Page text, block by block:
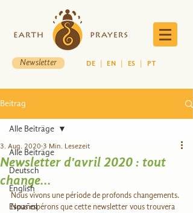
Newsletter DE |EN ES PT
Beitrag
Alle Beiträge
Deutsch
English
Español
Alle Beiträge
Newsletter d'avril 2020 : tout
change...
3. Aug. 2020 3 Min. Lesezeit
Nous vivons une période de profonds changements.
Nous espérons que cette newsletter vous trouvera